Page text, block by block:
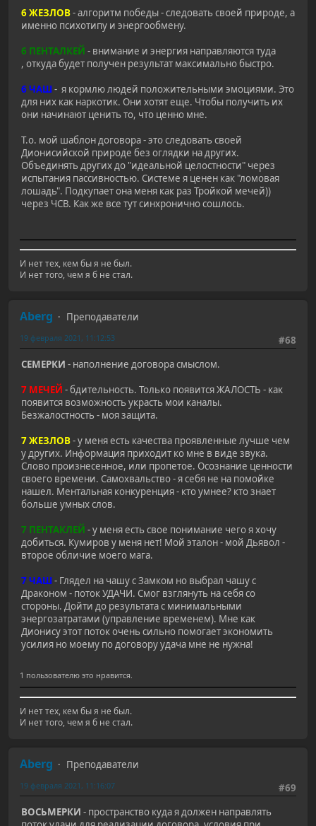
6 ЖЕЗЛОВ- алгоритм победы - следовать своей природе, а
именно психотипу и энергообмену.
6 ПЕНТАЛКЕЙ - внимание и энергия направляются туда
, откуда будет получен результат максимально быстро.
6 ЧАШ- я кормлю людей положительными эмоциями. Это
для них как наркотик. Они хотят еще. Чтобы получить их
они начинают ценить то, что ценно мне.
Т.о. мой шаблон договора - это следовать своей
Дионисийской природе без оглядки на других.
Объединять других до "идеальной целостности" через
испытания пассивностью. Системе я ценен как "ломовая
лошадь". Подкупает она меня как раз Тройкой мечей))
через ЧСВ. Как же все тут синхронично сошлось.
И нет тех, кем бы я не был.
И нет того, чем я б не стал.
Aberg
Преподаватели
#68
19 февраля 2021, 11:12:53
СЕМЕРКИ - наполнение договора смыслом.
7 МЕЧЕЙ - бдительность. Только появится ЖАЛОСТЬ - как
появится возможность украсть мои каналы.
Безжалостность - моя защита.
7 ЖЕЗЛОВ- у меня есть качества проявленные лучше чем
у других. Информация приходит ко мне в виде звука.
Слово произнесенное, или пропетое. Осознание ценности
своего времени. Самохвальство - я себя не на помойке
нашел. Ментальная конкуренция - кто умнее? кто знает
больше умных слов.
7 ПЕНТАКЛЕЙ - у меня есть свое понимание чего я хочу
добиться. Кумиров у меня нет! Мой эталон - мой Дьявол -
второе обличие моего мага.
7 ЧАШ- Глядел на чашу с Замком но выбрал чашу с
Драконом - поток УДАЧИ. Смог взглянуть на себя со
стороны. Дойти до результата с минимальными
энергозатратами (управление временем). Мне как
Дионису этот поток очень сильно помогает экономить
усилия но моему по договору удача мне не нужна!
1 пользователю это нравится.
И нет тех, кем бы я не был.
И нет того, чем я б не стал.
Aberg
Преподаватели
#69
19 февраля 2021, 11:16:07
ВОСЬМЕРКИ - пространство куда я должен направлять